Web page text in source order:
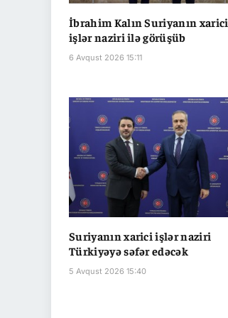
İbrahim Kalın Suriyanın xarici
işlər naziri ilə görüşüb
6 Avqust 2026 15:11
Suriyanın xarici işlər naziri
Türkiyəyə səfər edəcək
5 Avqust 2026 15:40